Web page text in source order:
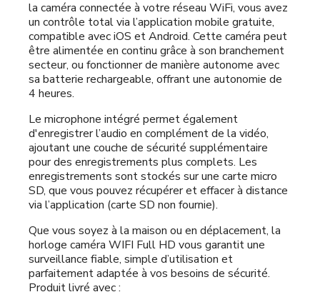
la caméra connectée à votre réseau WiFi, vous avez
un contrôle total via l’application mobile gratuite,
compatible avec iOS et Android. Cette caméra peut
être alimentée en continu grâce à son branchement
secteur, ou fonctionner de manière autonome avec
sa batterie rechargeable, offrant une autonomie de
4 heures.
Le microphone intégré permet également
d'enregistrer l’audio en complément de la vidéo,
ajoutant une couche de sécurité supplémentaire
pour des enregistrements plus complets. Les
enregistrements sont stockés sur une carte micro
SD, que vous pouvez récupérer et effacer à distance
via l’application (carte SD non fournie).
Que vous soyez à la maison ou en déplacement, la
horloge caméra WIFI Full HD vous garantit une
surveillance fiable, simple d’utilisation et
parfaitement adaptée à vos besoins de sécurité.
Produit livré avec :